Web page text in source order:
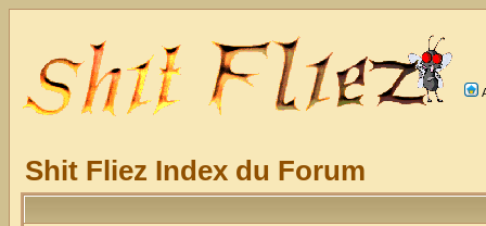
Shit Fliez Index du Forum